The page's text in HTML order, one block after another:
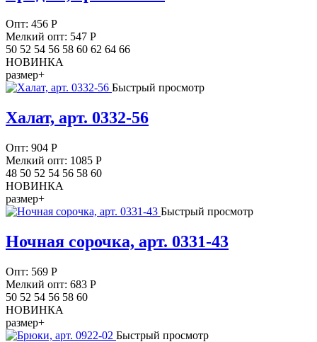
Опт: 456 Р
Мелкий опт: 547 Р
50 52 54 56 58 60 62 64 66
НОВИНКА
размер+
Быстрый просмотр
Халат, арт. 0332-56
Опт: 904 Р
Мелкий опт: 1085 Р
48 50 52 54 56 58 60
НОВИНКА
размер+
Быстрый просмотр
Ночная сорочка, арт. 0331-43
Опт: 569 Р
Мелкий опт: 683 Р
50 52 54 56 58 60
НОВИНКА
размер+
Быстрый просмотр